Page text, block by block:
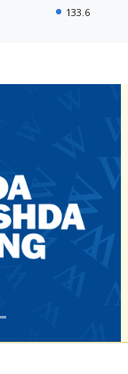
133.6